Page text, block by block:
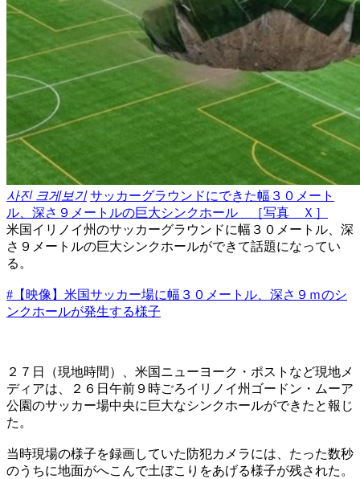
사진 크게보기 サッカーグラウンドにできた幅３０メート
ル、深さ９メートルの巨大シンクホール ［写真 Ｘ］
米国イリノイ州のサッカーグラウンドに幅３０メートル、深
さ９メートルの巨大シンクホールができて話題になってい
る。
#【映像】米国サッカー場に幅３０メートル、深さ９ｍのシ
ンクホールが発生する様子
２７日（現地時間）、米国ニューヨーク・ポストなど現地メ
ディアは、２６日午前９時ごろイリノイ州ゴードン・ムーア
公園のサッカー場中央に巨大なシンクホールができたと報じ
た。
当時現場の様子を録画していた防犯カメラには、たった数秒
のうちに地面がへこんで土ぼこりをあげる様子が残された。